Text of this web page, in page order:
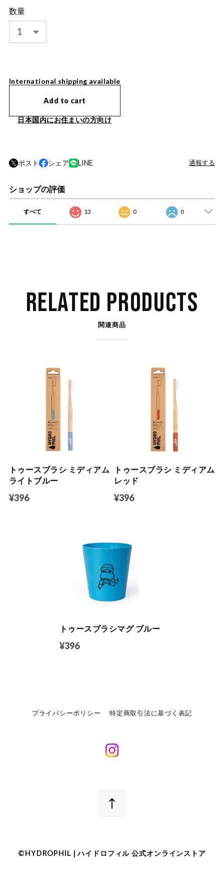
数量
International shipping available
Add to cart
日本国内にお住まいの方向け
ポスト シェア LINE 通報する
ショップの評価
すべて 13 0 0
RELATED PRODUCTS
関連商品
トゥースブラシ ミディアム
ライトブルー
¥396
トゥースブラシ ミディアム
レッド
¥396
トゥースブラシマグ ブルー
¥396
プライバシーポリシー 特定商取引法に基づく表記
©︎HYDROPHIL | ハイドロフィル 公式オンラインストア